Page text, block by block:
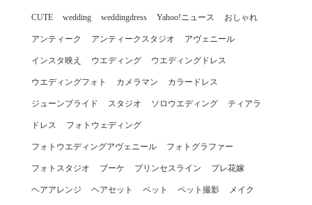
CUTE wedding weddingdress Yahoo!ニュース おしゃれ
アンティーク アンティークスタジオ アヴェニール
インスタ映え ウエディング ウエディングドレス
ウエディングフォト カメラマン カラードレス
ジューンブライド スタジオ ソロウエディング ティアラ
ドレス フォトウェディング
フォトウエディングアヴェニール フォトグラファー
フォトスタジオ ブーケ プリンセスライン プレ花嫁
ヘアアレンジ ヘアセット ペット ペット撮影 メイク